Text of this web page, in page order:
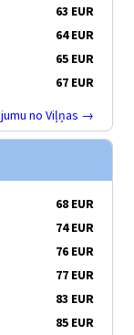
63 EUR
64 EUR
65 EUR
67 EUR
no Viļņas →
68 EUR
74 EUR
76 EUR
77 EUR
83 EUR
85 EUR